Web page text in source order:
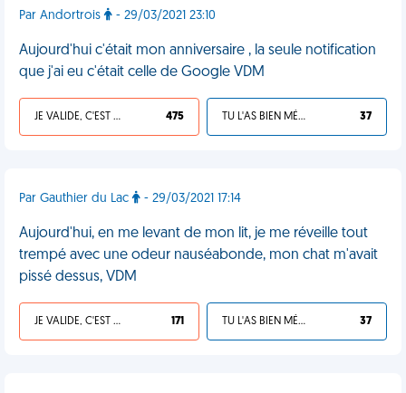
Par Andortrois - 29/03/2021 23:10
Aujourd'hui c'était mon anniversaire , la seule notification
que j'ai eu c'était celle de Google VDM
JE VALIDE, C'EST UNE VDM 475 TU L'AS BIEN MÉRITÉ 37
Par Gauthier du Lac - 29/03/2021 17:14
Aujourd'hui, en me levant de mon lit, je me réveille tout
trempé avec une odeur nauséabonde, mon chat m'avait
pissé dessus, VDM
JE VALIDE, C'EST UNE VDM 171 TU L'AS BIEN MÉRITÉ 37